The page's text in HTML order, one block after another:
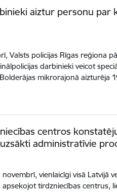
aiztur personu par
Valsts policijas Rīgas reģiona
darbinieki veicot
mikrorajonā aizturēja
centros
administratīvie
vienlaicīgi visā Latvijā
tirdzniecības centrus,